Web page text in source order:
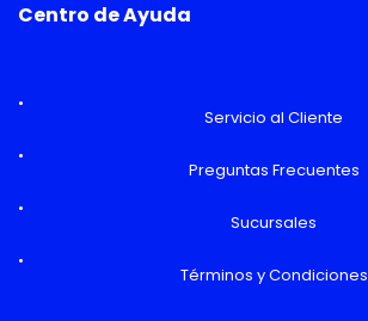
Centro de Ayuda
Servicio al Cliente
Preguntas Frecuentes
Sucursales
Términos y Condiciones